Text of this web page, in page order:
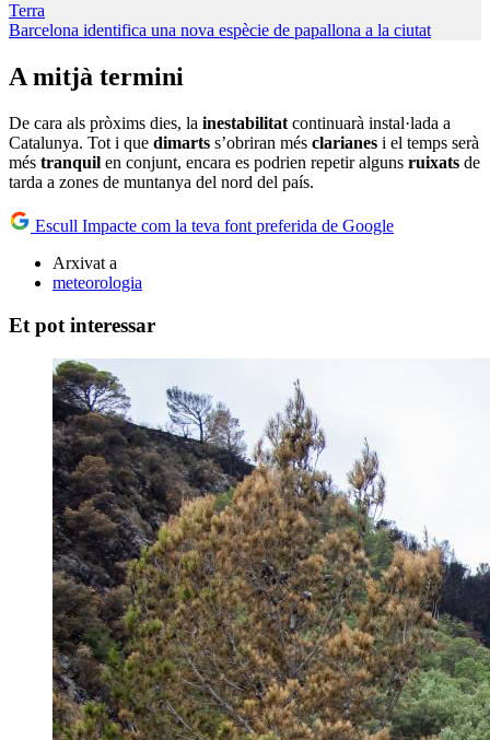
Terra
Barcelona identifica una nova espècie de papallona a la ciutat
A mitjà termini
De cara als pròxims dies, la inestabilitat continuarà instal·lada a
Catalunya. Tot i que dimarts s’obriran més clarianes i el temps serà
més tranquil en conjunt, encara es podrien repetir alguns ruixats de
tarda a zones de muntanya del nord del país.
Escull Impacte com la teva font preferida de Google
Arxivat a
meteorologia
Et pot interessar